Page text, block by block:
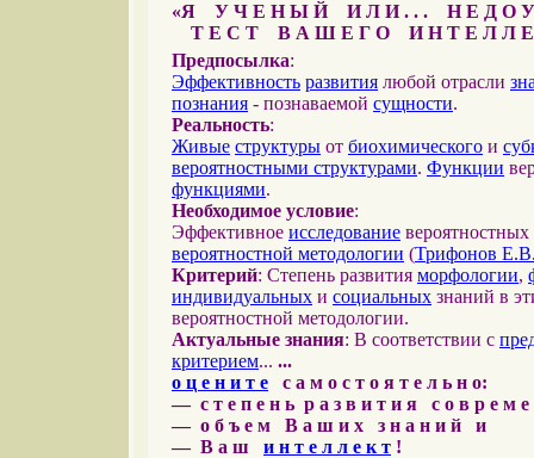
«Я У Ч Е Н Ы Й И Л И . . . Н Е Д О У
Т Е С Т В А Ш Е Г О И Н Т Е Л Л Е
Предпосылка:
Эффективность развития любой отрасли
познания - познаваемой сущности.
Реальность:
Живые структуры от биохимического и
вероятностными структурами. Функции
функциями.
Необходимое условие:
Эффективное исследование
вероятностной методологии (Трифонов
Критерий: Степень развития морфологии,
индивидуальных и социальных знаний в
вероятностной методологии.
Актуальные знания: В соответствии с
критерием... ...
о ц е н и т е с а м о с т о я т е л ь н о:
— с т е п е н ь р а з в и т и я с о в р е м
— о б ъ е м В а ш и х з н а н и й и
— В а ш и н т е л л е к т !